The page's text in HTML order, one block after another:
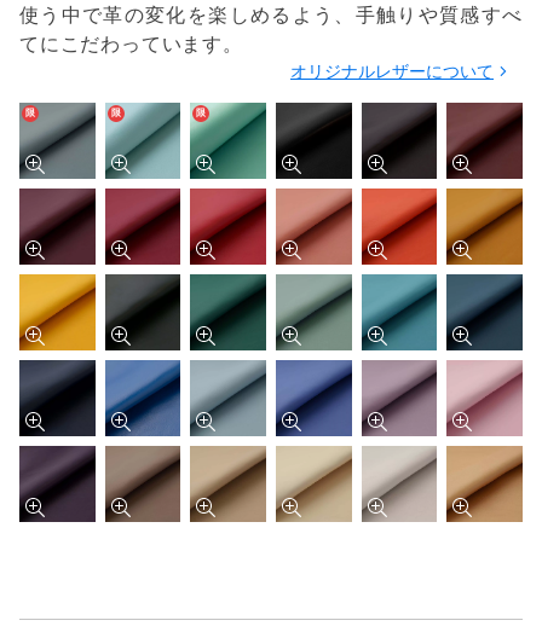
使う中で革の変化を楽しめるよう、手触りや質感すべ
てにこだわっています。
オリジナルレザーについて
限 限 限